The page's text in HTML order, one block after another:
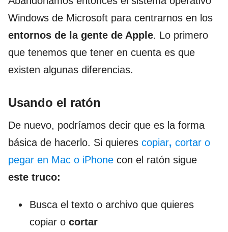
Windows de Microsoft para centrarnos en los
entornos de la gente de Apple. Lo primero
que tenemos que tener en cuenta es que
existen algunas diferencias.
Usando el ratón
De nuevo, podríamos decir que es la forma
básica de hacerlo. Si quieres copiar, cortar o
pegar en Mac o iPhone con el ratón sigue
este truco:
Busca el texto o archivo que quieres
copiar o cortar